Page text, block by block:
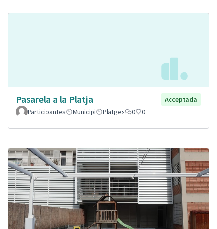
Pasarela a la Platja
Acceptada
Participantes
Municipi Platges 0 0